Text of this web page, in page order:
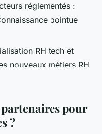
réglementés :
pointue
RH tech et
nouveaux métiers RH
pour
?